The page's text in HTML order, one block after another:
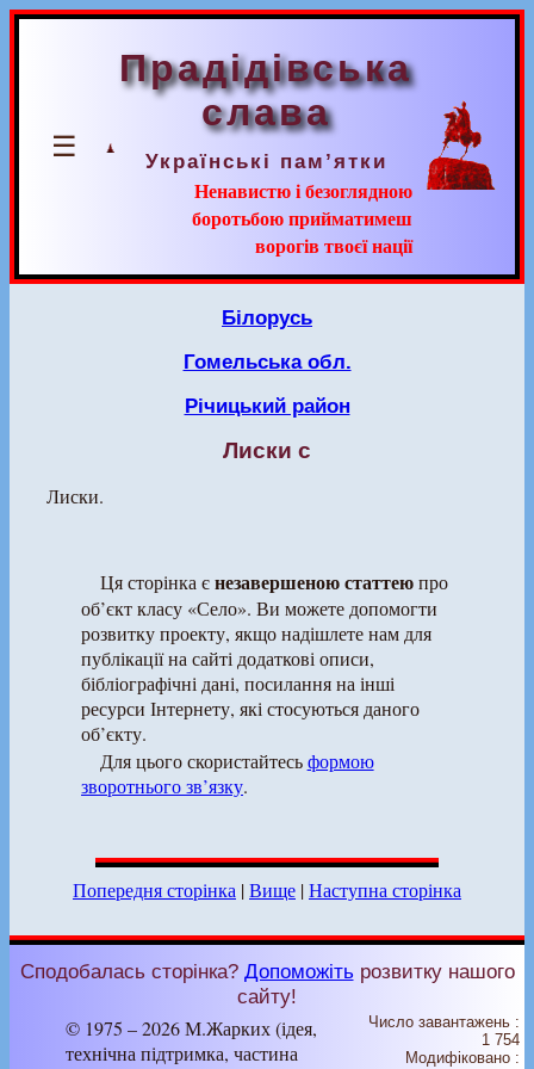
☰
Прадідівська
слава
Українські пам’ятки
Ненавистю і безоглядною
боротьбою прийматимеш
ворогів твоєї нації
Білорусь
Гомельська обл.
Річицький район
Лиски с
Лиски.
Ця сторінка єнезавершеною статтеюпро
об’єкт класу «Село». Ви можете допомогти
розвитку проекту, якщо надішлете нам для
публікації на сайті додаткові описи,
бібліографічні дані, посилання на інші
ресурси Інтернету, які стосуються даного
об’єкту.
Для цього скористайтесьформою
зворотнього зв’язку.
Попередня сторінка |Вище |Наступна сторінка
Сподобалась сторінка? Допоможіть розвитку нашого
сайту!
© 1975 – 2026 М.Жарких (ідея,
технічна підтримка, частина
Число завантажень :
1 754
Модифіковано :